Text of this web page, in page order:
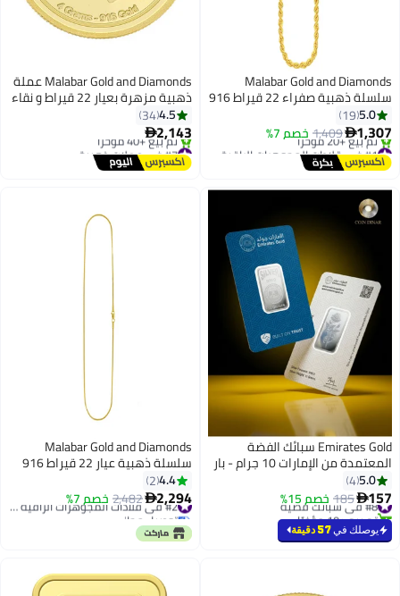
Malabar Gold and Diamonds
سلسلة ذهبية صفراء 22 قيراط 916
نقاء AICHHRX35P075.0
19
1,307
1,409خصم 7%
توصيل مجاني
تم بيع +20 مؤخرًا
#1 في قلادات المجوهرات الراقية للنساء
Malabar Gold and Diamonds عملة
ذهبية مزهرة بعيار 22 قيراط و نقاء
916 وزن 4 جرام4.5
34
2,143
#7 في عملات ذهبية
توصيل مجاني
تم بيع +40 مؤخرًا
Emirates Gold سبائك الفضة
المعتمدة من الإمارات 10 جرام - بار
معتمد
5.0
4
157
185 خصم 15% #8 في سبائك فضية
تم بيع +10 مؤخرًا
#8 في سبائك فضية
يوصلك في57 دقيقة
Malabar Gold and Diamonds
سلسلة ذهبية عيار 22 قيراط 916
نقاء باللون الأصفر AICHBKF30P09
4.4
2
2,294
2,482خصم 7%
توصيل مجاني